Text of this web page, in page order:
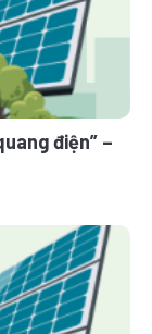
điện” –